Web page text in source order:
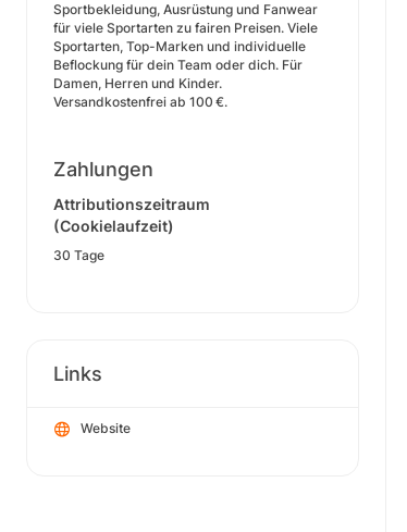
Sportbekleidung, Ausrüstung und Fanwear
für viele Sportarten zu fairen Preisen. Viele
Sportarten, Top-Marken und individuelle
Beflockung für dein Team oder dich. Für
Damen, Herren und Kinder.
Versandkostenfrei ab 100 €.
Zahlungen
Attributionszeitraum
(Cookielaufzeit)
30 Tage
Links
Website